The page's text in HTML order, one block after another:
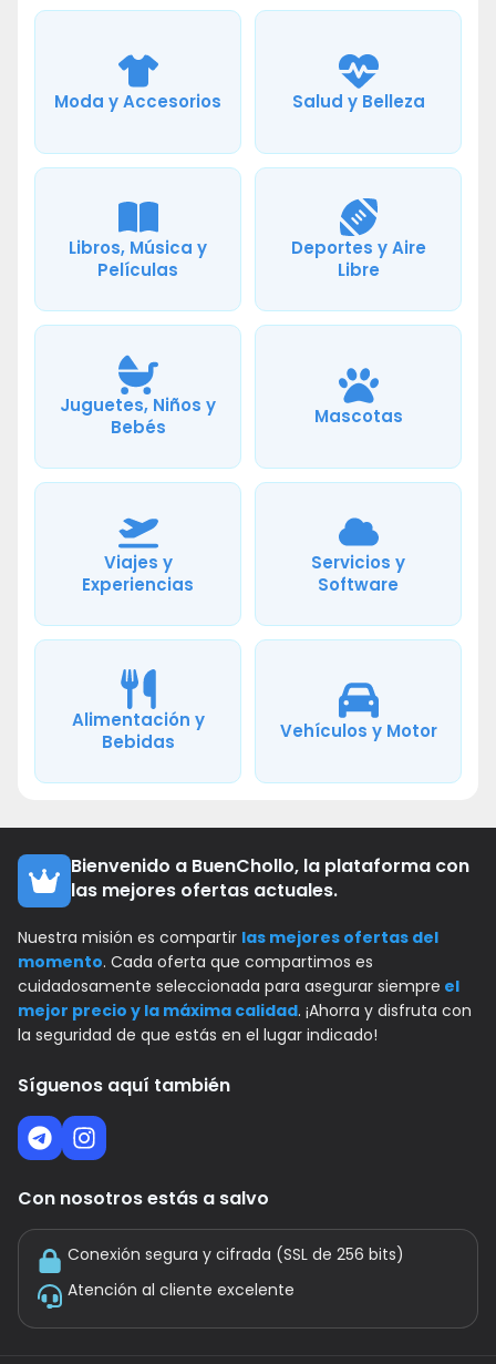
Moda y Accesorios Salud y Belleza
Libros, Música y
Películas
Deportes y Aire
Libre
Juguetes, Niños y
Bebés
Mascotas
Viajes y
Experiencias
Servicios y
Software
Alimentación y
Bebidas
Vehículos y Motor
Bienvenido a BuenChollo, la plataforma con
las mejores ofertas actuales.
Nuestra misión es compartir las mejores ofertas del
momento. Cada oferta que compartimos es
cuidadosamente seleccionada para asegurar siempre el
mejor precio y la máxima calidad. ¡Ahorra y disfruta con
la seguridad de que estás en el lugar indicado!
Síguenos aquí también
Con nosotros estás a salvo
Conexión segura y cifrada (SSL de 256 bits)
Atención al cliente excelente